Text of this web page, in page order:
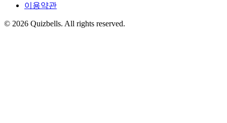
이용약관
© 2026 Quizbells. All rights reserved.